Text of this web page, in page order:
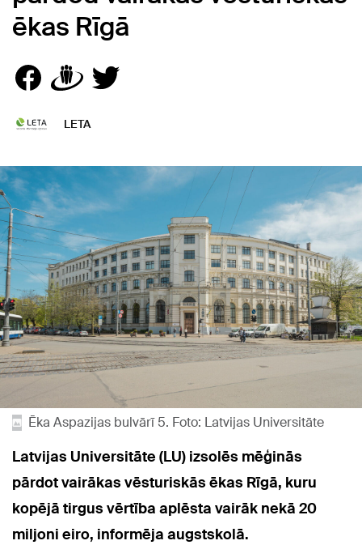
ēkas Rīgā
LETA
Ēka Aspazijas bulvārī 5. Foto: Latvijas Universitāte
Latvijas Universitāte (LU) izsolēs mēģinās
pārdot vairākas vēsturiskās ēkas Rīgā, kuru
kopējā tirgus vērtība aplēsta vairāk nekā 20
miljoni eiro, informēja augstskolā.